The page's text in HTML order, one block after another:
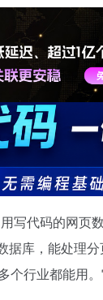
写代码的网页
据库，能处理
个行业都能用